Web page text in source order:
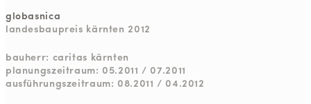
globasnica
landesbaupreis kärnten 2012
bauherr: caritas kärnten
planungszeitraum: 05.2011 / 07.2011
ausführungszeitraum: 08.2011 / 04.2012